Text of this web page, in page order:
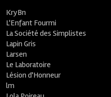
KryBn
L'Enfant Fourmi
La Société des Simplistes
Lapin Gris
Larsen
Le Laboratoire
Lésion d'Honneur
lm